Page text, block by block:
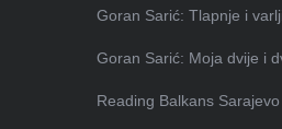
Goran Sarić: Tlapnje i
Goran Sarić: Moja dvije i
Reading Balkans Sarajevo